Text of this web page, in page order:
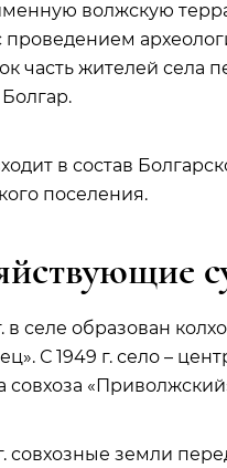
волжскую
проведением
часть жителей села
в состав
поселения.
в селе образован
С 1949 г. село –
совхоза
совхозные земли